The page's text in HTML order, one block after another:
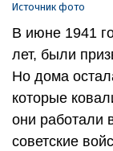
Источник фото
В июне 1941
лет, были
Но дома
которые
они работали
советские